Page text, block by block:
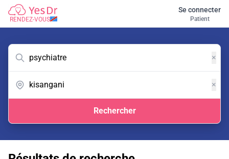
RENDEZ-VOUS
Se connecter
Patient
×
×
Rechercher